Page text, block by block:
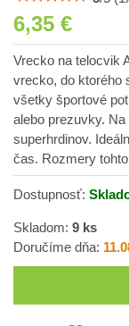
6,35 €
Vrecko na telocvik
vrecko, do ktorého
všetky športové
alebo prezuvky.
superhrdinov.
čas. Rozmery
Dostupnosť:
Skladom: 9 ks
Doručíme dňa: